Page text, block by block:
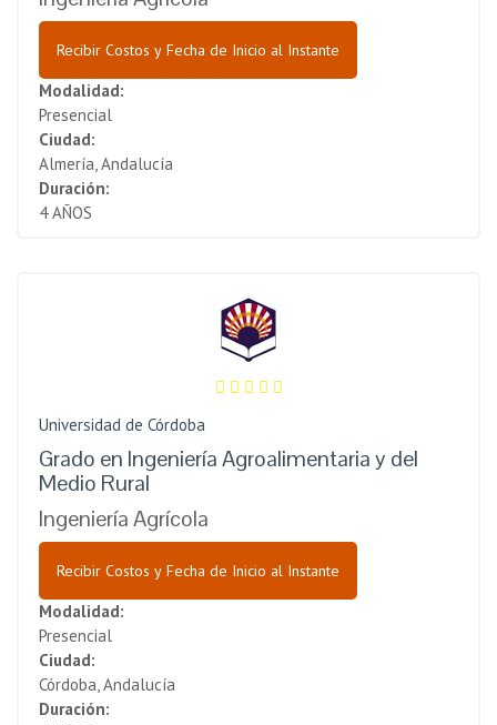
Recibir Costos y Fecha de Inicio al Instante
Modalidad:
Presencial
Ciudad:
Almería, Andalucía
Duración:
4 AÑOS
Universidad de Córdoba
Grado en Ingeniería Agroalimentaria y del
Medio Rural
Ingeniería Agrícola
Recibir Costos y Fecha de Inicio al Instante
Modalidad:
Presencial
Ciudad:
Córdoba, Andalucía
Duración: